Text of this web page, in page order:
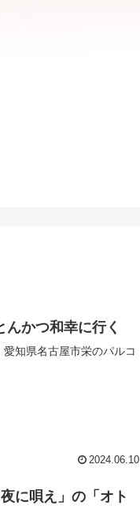
かつ和幸に行く
知県名古屋市栄のパルコ
2024.06.10
に唄え」の「オト